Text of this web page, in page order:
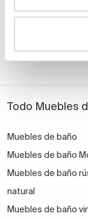
Todo Muebles
Muebles de baño
Muebles de baño
Muebles de baño
natural
Muebles de baño